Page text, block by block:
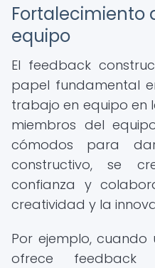
Fortalecimiento
equipo
El feedback
papel fundamental
trabajo en equipo en
miembros del
cómodos para
constructivo, se
confianza y
creatividad y la
Por ejemplo,
ofrece feedback